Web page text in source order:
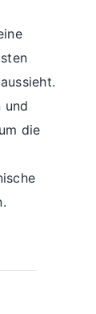
und
die